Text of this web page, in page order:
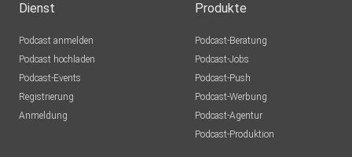
Dienst
Podcast anmelden
Podcast hochladen
Podcast-Events
Registrierung
Anmeldung
Produkte
Podcast-Beratung
Podcast-Jobs
Podcast-Push
Podcast-Werbung
Podcast-Agentur
Podcast-Produktion